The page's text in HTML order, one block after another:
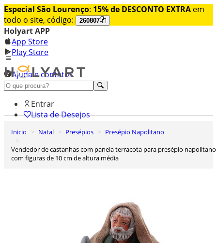
Especial São Lourenço: 15% de DESCONTO EXTRA em
todo o site, código:
260807
Holyart APP
App Store
Play Store
Ajuda e contatos
Conheça premium
Entrar
Lista de Desejos
Inicio Natal Presépios
Presépio Napolitano
Vendedor de castanhas com panela terracota para presépio napolitano
com figuras de 10 cm de altura média